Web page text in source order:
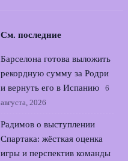
См. последние
Барселона готова выложить
рекордную сумму за Родри
и вернуть его в Испанию
6
августа, 2026
Радимов о выступлении
Спартака: жёсткая оценка
игры и перспектив команды